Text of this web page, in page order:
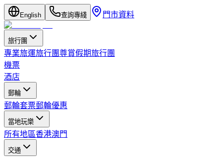
English 查詢專綫 門市資料
旅行團
專業旅運旅行團尊賞假期旅行團
機票
酒店
郵輪
郵輪套票郵輪優惠
當地玩樂
所有地區香港澳門
交通